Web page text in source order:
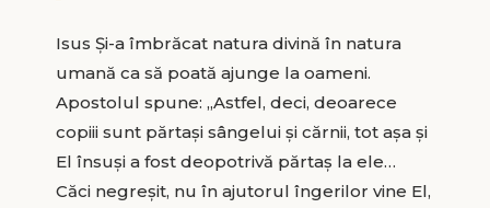
Isus Şi-a îmbrăcat natura divină în natura
umană ca să poată ajunge la oameni.
Apostolul spune: „Astfel, deci, deoarece
copiii sunt părtaşi sângelui şi cărnii, tot aşa şi
El însuşi a fost deopotrivă părtaş la ele…
Căci negreşit, nu în ajutorul îngerilor vine El,